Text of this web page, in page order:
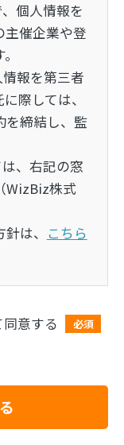
個人情報を
主催企業や登
報を第三者
際しては、
を締結し、監
、右記の窓
WizBiz株式
は、 こちら
意する 必須